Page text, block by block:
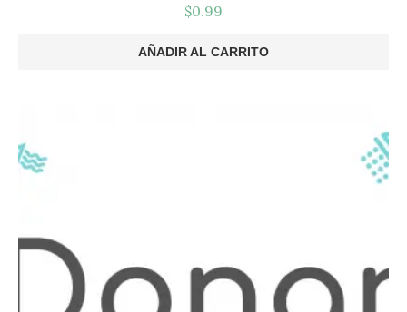
$0.99
AÑADIR AL CARRITO